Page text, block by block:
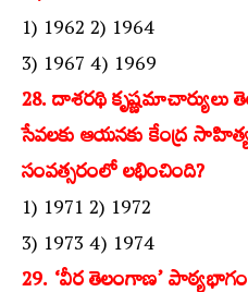
1) 1962 2) 1964
3) 1967 4) 1969
28. దాశరథి కృష్ణమాచార్యులు
సేవలకు ఆయనకు కేంద్ర
సంవత్సరంలో లభించింది?
1) 1971 2) 1972
3) 1973 4) 1974
29. ‘వీర తెలంగాణ’